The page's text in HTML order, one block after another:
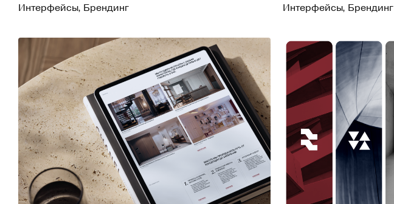
Интерфейсы, Брендинг Интерфейсы, Брендинг